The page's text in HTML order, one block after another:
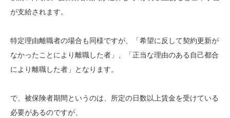
が支給されます。
特定理由離職者の場合も同様ですが、「希望に反して契約更新が
なかったことにより離職した者」、「正当な理由のある自己都合
により離職した者」となります。
で、被保険者期間というのは、所定の日数以上賃金を受けている
必要があるのですが、